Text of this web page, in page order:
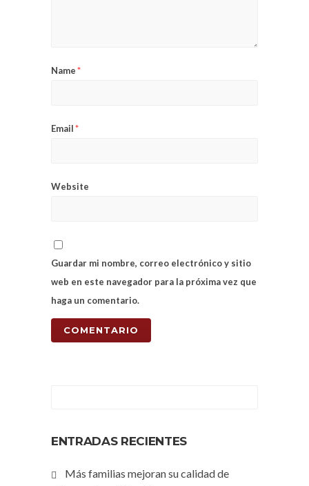
Name*
Email*
Website
Guardar mi nombre, correo electrónico y sitio
web en este navegador para la próxima vez que
haga un comentario.
ENTRADAS RECIENTES
Más familias mejoran su calidad de